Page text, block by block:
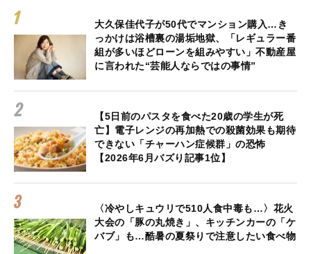
大久保佳代子が50代でマンション購入…き
っかけは浴槽裏の湯垢地獄、「レギュラー番
組が多いほどローンを組みやすい」不動産屋
に言われた“芸能人ならではの事情”
【5日前のパスタを食べた20歳の学生が死
亡】電子レンジの再加熱での殺菌効果も期待
できない「チャーハン症候群」の恐怖
【2026年6月バズり記事1位】
〈冷やしキュウリで510人食中毒も…〉花火
大会の「豚の丸焼き」、キッチンカーの「ケ
バブ」も…酷暑の夏祭りで注意したい食べ物